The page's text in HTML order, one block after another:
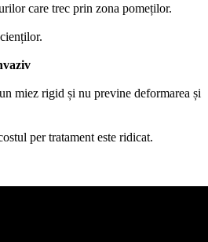
care trec prin zona pomeților.
miez rigid și nu previne deformarea și
per tratament este ridicat.